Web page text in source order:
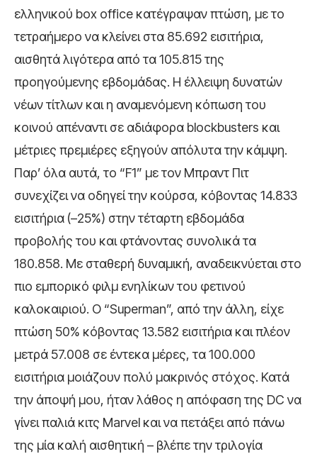
ελληνικού box office κατέγραψαν πτώση, με το
τετραήμερο να κλείνει στα 85.692 εισιτήρια,
αισθητά λιγότερα από τα 105.815 της
προηγούμενης εβδομάδας. Η έλλειψη δυνατών
νέων τίτλων και η αναμενόμενη κόπωση του
κοινού απέναντι σε αδιάφορα blockbusters και
μέτριες πρεμιέρες εξηγούν απόλυτα την κάμψη.
Παρ’ όλα αυτά, το “F1” με τον Μπραντ Πιτ
συνεχίζει να οδηγεί την κούρσα, κόβοντας 14.833
εισιτήρια (–25%) στην τέταρτη εβδομάδα
προβολής του και φτάνοντας συνολικά τα
180.858. Με σταθερή δυναμική, αναδεικνύεται στο
πιο εμπορικό φιλμ ενηλίκων του φετινού
καλοκαιριού. Ο “Superman”, από την άλλη, είχε
πτώση 50% κόβοντας 13.582 εισιτήρια και πλέον
μετρά 57.008 σε έντεκα μέρες, τα 100.000
εισιτήρια μοιάζουν πολύ μακρινός στόχος. Κατά
την άποψή μου, ήταν λάθος η απόφαση της DC να
γίνει παλιά κιτς Marvel και να πετάξει από πάνω
της μία καλή αισθητική – βλέπε την τριλογία